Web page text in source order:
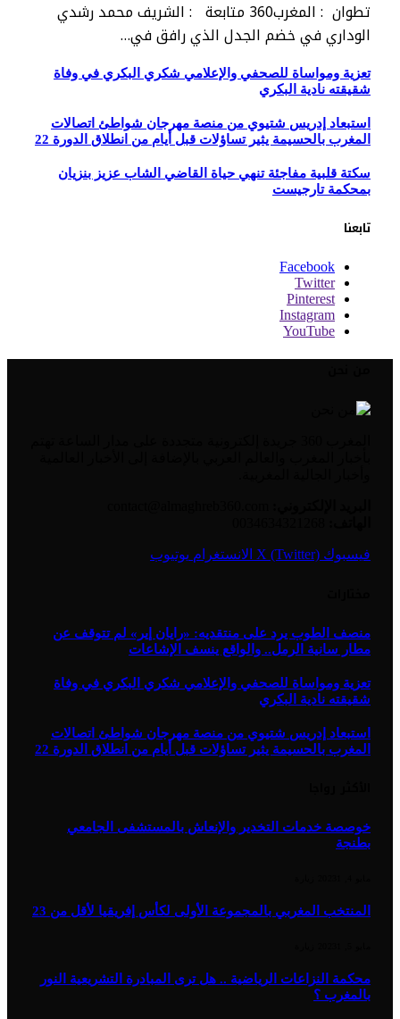
تطوان : المغرب360 متابعة : الشريف محمد رشدي
الوداري في خضم الجدل الذي رافق في…
تعزية ومواساة للصحفي والإعلامي شكري البكري في وفاة
شقيقته نادية البكري
استبعاد إدريس شتيوي من منصة مهرجان شواطئ اتصالات
المغرب بالحسيمة يثير تساؤلات قبل أيام من انطلاق الدورة 22
سكتة قلبية مفاجئة تنهي حياة القاضي الشاب عزيز بنزيان
بمحكمة تارجيست
تابعنا
Facebook
Twitter
Pinterest
Instagram
YouTube
فيسبوك X (Twitter) الانستغرام يوتيوب
منصف الطوب يرد على منتقديه: «رايان إير» لم تتوقف عن
مطار سانية الرمل.. والواقع ينسف الإشاعات
تعزية ومواساة للصحفي والإعلامي شكري البكري في وفاة
شقيقته نادية البكري
استبعاد إدريس شتيوي من منصة مهرجان شواطئ اتصالات
المغرب بالحسيمة يثير تساؤلات قبل أيام من انطلاق الدورة 22
خوصصة خدمات التخدير والإنعاش بالمستشفى الجامعي
بطنجة
المنتخب المغربي بالمجموعة الأولى لكأس إفريقيا لأقل من 23
محكمة النزاعات الرياضية .. هل ترى المبادرة التشريعية النور
بالمغرب ؟